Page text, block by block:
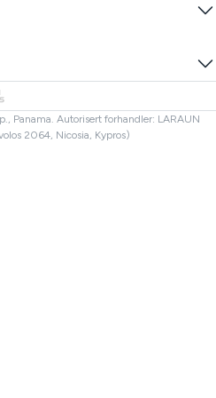
Panama. Autorisert forhandler: LARAUN
2064, Nicosia, Kypros)